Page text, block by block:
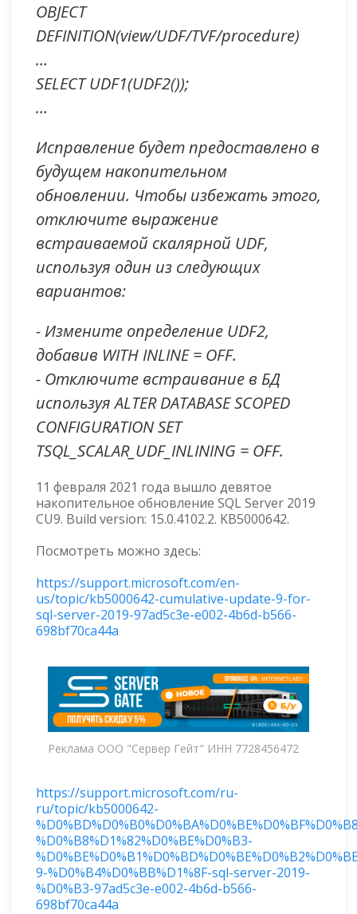
OBJECT
DEFINITION(view/UDF/TVF/procedure)
…
SELECT UDF1(UDF2());
…
Исправление будет предоставлено в
будущем накопительном
обновлении. Чтобы избежать этого,
отключите выражение
встраиваемой скалярной UDF,
используя один из следующих
вариантов:
- Измените определение UDF2,
добавив WITH INLINE = OFF.
- Отключите встраивание в БД
используя ALTER DATABASE SCOPED
CONFIGURATION SET
TSQL_SCALAR_UDF_INLINING = OFF.
11 февраля 2021 года вышло девятое
накопительное обновление SQL Server 2019
CU9. Build version: 15.0.4102.2. KB5000642.
Посмотреть можно здесь:
https://support.microsoft.com/en-
us/topic/kb5000642-cumulative-update-9-for-
sql-server-2019-97ad5c3e-e002-4b6d-b566-
698bf70ca44a
Реклама ООО "Сервер Гейт" ИНН 7728456472
https://support.microsoft.com/ru-
ru/topic/kb5000642-
%D0%B8%D1%82%D0%BE%D0%B3-
9-%D0%B4%D0%BB%D1%8F-sql-server-2019-
%D0%B3-97ad5c3e-e002-4b6d-b566-
698bf70ca44a